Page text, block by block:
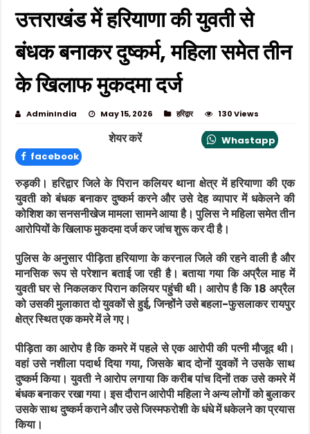
उत्तराखंड में हरियाणा की युवती से
बंधक बनाकर दुष्कर्म, महिला समेत तीन
के खिलाफ मुकदमा दर्ज
AdminIndia May 15, 2026 हरिद्वार 130 Views
शेयर करें
Whastapp
facebook
रुड़की। हरिद्वार जिले के पिरान कलियर थाना क्षेत्र में हरियाणा की एक
युवती को बंधक बनाकर दुष्कर्म करने और उसे देह व्यापार में धकेलने की
कोशिश का सनसनीखेज मामला सामने आया है। पुलिस ने महिला समेत तीन
आरोपियों के खिलाफ मुकदमा दर्ज कर जांच शुरू कर दी है।
पुलिस के अनुसार पीड़िता हरियाणा के करनाल जिले की रहने वाली है और
मानसिक रूप से परेशान बताई जा रही है। बताया गया कि अप्रैल माह में
युवती घर से निकलकर पिरान कलियर पहुंची थी। आरोप है कि 18 अप्रैल
को उसकी मुलाकात दो युवकों से हुई, जिन्होंने उसे बहला-फुसलाकर रायपुर
क्षेत्र स्थित एक कमरे में ले गए।
पीड़िता का आरोप है कि कमरे में पहले से एक आरोपी की पत्नी मौजूद थी।
वहां उसे नशीला पदार्थ दिया गया, जिसके बाद दोनों युवकों ने उसके साथ
दुष्कर्म किया। युवती ने आरोप लगाया कि करीब पांच दिनों तक उसे कमरे में
बंधक बनाकर रखा गया। इस दौरान आरोपी महिला ने अन्य लोगों को बुलाकर
उसके साथ दुष्कर्म कराने और उसे जिस्मफरोशी के धंधे में धकेलने का प्रयास
किया।